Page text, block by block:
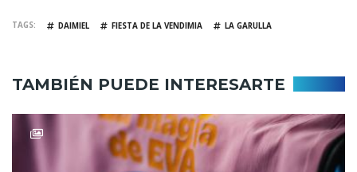
TAGS DAIMIEL FIESTA DE LA VENDIMIA LA GARULLA
TAMBIÉN PUEDE INTERESARTE